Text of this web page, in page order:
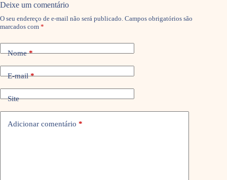
Deixe um comentário
O seu endereço de e-mail não será publicado. Campos obrigatórios são
marcados com *
Nome*
E-mail*
Site
Adicionar comentário *